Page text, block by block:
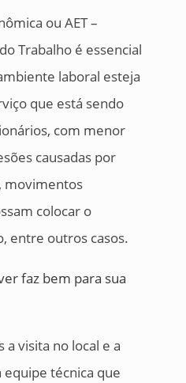
ou AET –
Trabalho é essencial
laboral esteja
que está sendo
com menor
causadas por
movimentos
colocar o
entre outros casos.
a visita no local e a
equipe técnica que